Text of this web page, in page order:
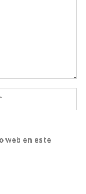
web en este